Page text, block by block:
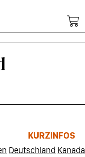
KURZINFOS
Deutschland Kanada